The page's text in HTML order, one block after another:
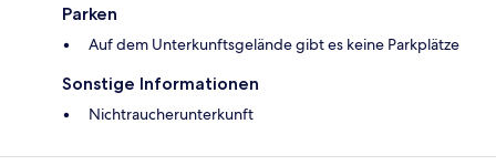
Parken
Auf dem Unterkunftsgelände gibt es keine Parkplätze
Sonstige Informationen
Nichtraucherunterkunft